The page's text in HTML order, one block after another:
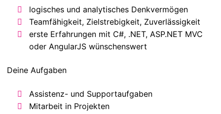
logisches und analytisches Denkvermögen
Teamfähigkeit, Zielstrebigkeit, Zuverlässigkeit
erste Erfahrungen mit C#, .NET, ASP.NET MVC
oder AngularJS wünschenswert
Deine Aufgaben
Assistenz- und Supportaufgaben
Mitarbeit in Projekten